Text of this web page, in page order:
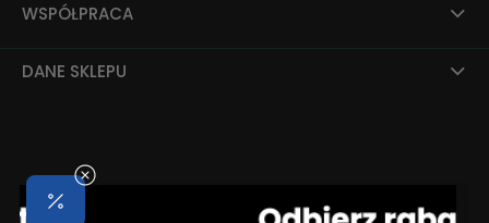
WSPÓŁPRACA
DANE SKLEPU